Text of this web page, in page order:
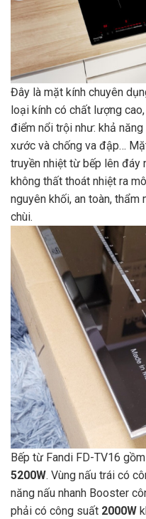
Đây là mặt kính chuyên
loại kính có chất lượng
điểm nổi trội như: khả
xước và chống va đập…
truyền nhiệt từ bếp lên
không thất thoát nhiệt ra
nguyên khối, an toàn, thẩm
chùi.
Bếp từ Fandi FD-TV16
5200W. Vùng nấu trái có
năng nấu nhanh Booster
phải có công suất 2000W